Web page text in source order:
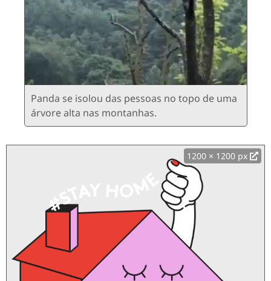
Panda se isolou das pessoas no topo de uma
árvore alta nas montanhas.
1200 × 1200 px